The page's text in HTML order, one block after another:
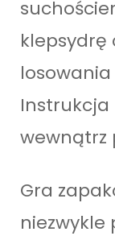
klepsydrę
wewnątrz
Gra
niezwykle